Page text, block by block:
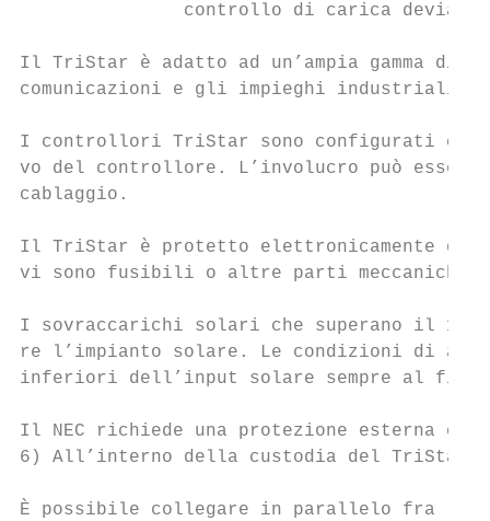
               controllo di carica deviata.
Il TriStar è adatto ad un’ampia gamma
comunicazioni e gli impieghi industriali.
I controllori TriStar sono configurati con il
vo del controllore. L’involucro può essere
cablaggio.
Il TriStar è protetto elettronicamente dai
vi sono fusibili o altre parti meccaniche
I sovraccarichi solari che superano il
re l’impianto solare. Le condizioni di alta
inferiori dell’input solare sempre al
Il NEC richiede una protezione esterna
6) All’interno della custodia del TriStar
È possibile collegare in parallelo fra